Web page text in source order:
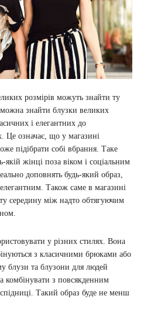
розмірів можуть знайти ту
знайти блузки великих
і елегантних до
Це означає, що у магазині
підібрати собі вбрання. Таке
якій жінці поза віком і соціальним
доповнять будь-який образ,
Також саме в магазині
середину між надто обтягуючим
у різних стилях. Вона
з класичними брюками або
блузи та блузони для людей
комбінувати з повсякденним
Такий образ буде не менш